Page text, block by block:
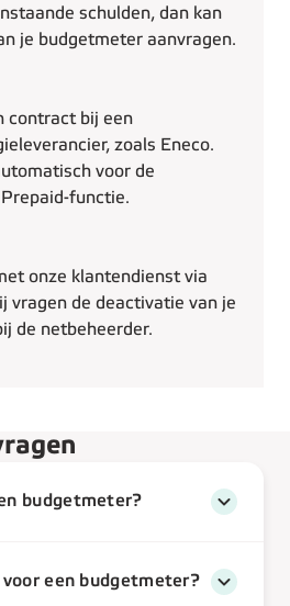
schulden, dan kan
je budgetmeter aanvragen.
contract bij een
zoals Eneco.
voor de
functie.
onze klantendienst via
vragen de deactivatie van je
de netbeheerder.
budgetmeter?
een budgetmeter?